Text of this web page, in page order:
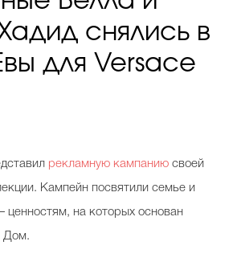
снялись в
для Versace
рекламную кампанию своей
Кампейн посвятили семье и
на которых основан
Дом.